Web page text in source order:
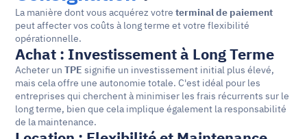
La manière dont vous acquérez votre terminal de paiement
peut affecter vos coûts à long terme et votre flexibilité
opérationnelle.
Achat : Investissement à Long Terme
Acheter un TPE signifie un investissement initial plus élevé,
mais cela offre une autonomie totale. C'est idéal pour les
entreprises qui cherchent à minimiser les frais récurrents sur le
long terme, bien que cela implique également la responsabilité
de la maintenance.